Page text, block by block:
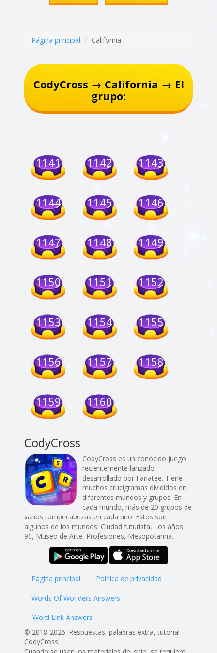
Página principal California
CodyCross → California → El
grupo:
1141 1142 1143
1144 1145 1146
1147 1148 1149
1150 1151 1152
1153 1154 1155
1156 1157 1158
1159 1160
CodyCross
CodyCross es un conocido juego
recientemente lanzado
desarrollado por Fanatee. Tiene
muchos crucigramas divididos en
diferentes mundos y grupos. En
cada mundo, más de 20 grupos de
varios rompecabezas en cada uno. Estos son
algunos de los mundos: Ciudad futurista, Los años
90, Museo de Arte, Profesiones, Mesopotamia.
Página principal Política de privacidad
Words Of Wonders Answers
Word Link Answers
© 2018-2026. Respuestas, palabras extra, tutorial
CodyCross.